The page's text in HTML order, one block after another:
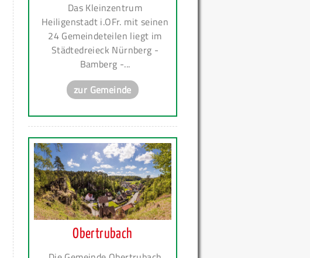
Das Kleinzentrum
Heiligenstadt i.OFr. mit seinen
24 Gemeindeteilen liegt im
Städtedreieck Nürnberg -
Bamberg -...
zur Gemeinde
Obertrubach